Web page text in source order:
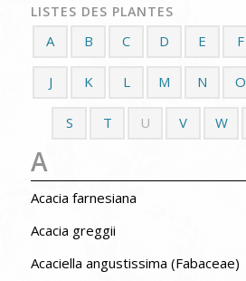
LISTES DES PLANTES
A B C D E F
J K L M N O
S T U V W
A
Acacia farnesiana
Acacia greggii
Acaciella angustissima (Fabaceae)